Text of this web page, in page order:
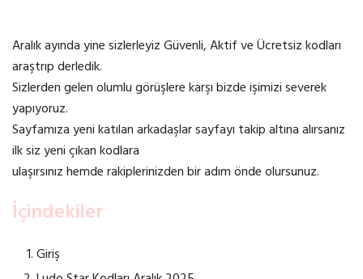
Aralık ayında yine sizlerleyiz Güvenli, Aktif ve Ücretsiz kodları
araştrıp derledik.
Sizlerden gelen olumlu görüşlere karşı bizde işimizi severek
yapıyoruz.
Sayfamıza yeni katılan arkadaşlar sayfayı takip altına alırsanız
ilk siz yeni çıkan kodlara
ulaşırsınız hemde rakiplerinizden bir adım önde olursunuz.
İçindekiler
Giriş